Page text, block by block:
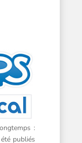
:
publiés